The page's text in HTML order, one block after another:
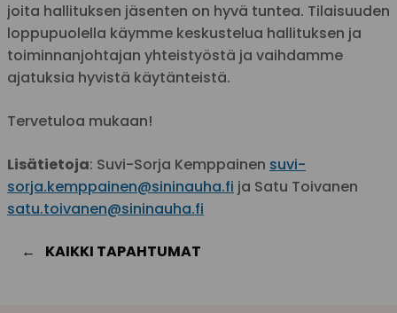
joita hallituksen jäsenten on hyvä tuntea. Tilaisuuden
loppupuolella käymme keskustelua hallituksen ja
toiminnanjohtajan yhteistyöstä ja vaihdamme
ajatuksia hyvistä käytänteistä.
Tervetuloa mukaan!
Lisätietoja: Suvi-Sorja Kemppainen suvi-
sorja.kemppainen@sininauha.fi ja Satu Toivanen
satu.toivanen@sininauha.fi
KAIKKI TAPAHTUMAT